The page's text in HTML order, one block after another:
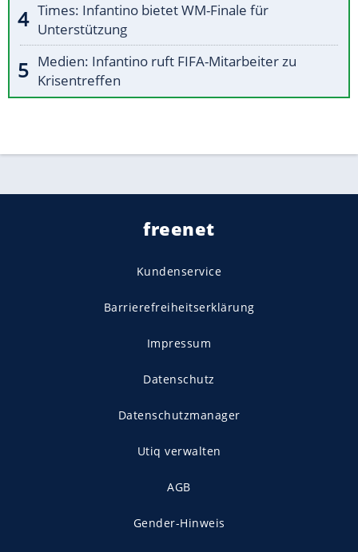
Times: Infantino bietet WM-Finale für
Unterstützung
Medien: Infantino ruft FIFA-Mitarbeiter zu
Krisentreffen
freenet
Kundenservice
Barrierefreiheitserklärung
Impressum
Datenschutz
Datenschutzmanager
Utiq verwalten
AGB
Gender-Hinweis